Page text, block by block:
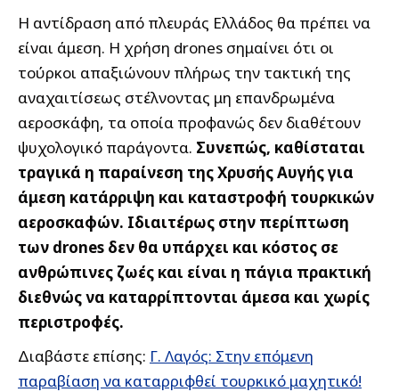
Η αντίδραση από πλευράς Ελλάδος θα πρέπει να
είναι άμεση. Η χρήση drones σημαίνει ότι οι
τούρκοι απαξιώνουν πλήρως την τακτική της
αναχαιτίσεως στέλνοντας μη επανδρωμένα
αεροσκάφη, τα οποία προφανώς δεν διαθέτουν
ψυχολογικό παράγοντα. Συνεπώς, καθίσταται
τραγικά η παραίνεση της Χρυσής Αυγής για
άμεση κατάρριψη και καταστροφή τουρκικών
αεροσκαφών. Ιδιαιτέρως στην περίπτωση
των drones δεν θα υπάρχει και κόστος σε
ανθρώπινες ζωές και είναι η πάγια πρακτική
διεθνώς να καταρρίπτονται άμεσα και χωρίς
περιστροφές.
Διαβάστε επίσης: Γ. Λαγός: Στην επόμενη
παραβίαση να καταρριφθεί τουρκικό μαχητικό!